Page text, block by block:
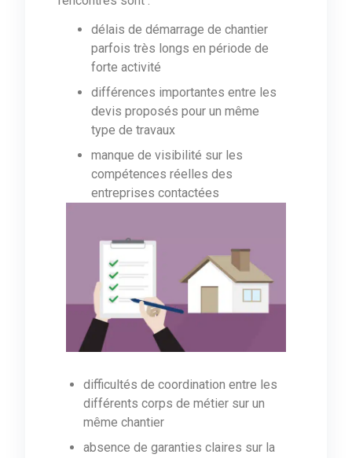
délais de démarrage de chantier
parfois très longs en période de
forte activité
différences importantes entre les
devis proposés pour un même
type de travaux
manque de visibilité sur les
compétences réelles des
entreprises contactées
difficultés de coordination entre les
différents corps de métier sur un
même chantier
absence de garanties claires sur la